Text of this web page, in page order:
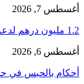
أغسطس 7, 2026
1.2 مليون درهم لدعم الدورة الـ31 لمهرجان تطوان لسينما البحر…
أغسطس 6, 2026
أحكام بالحبس في